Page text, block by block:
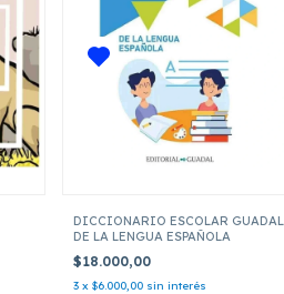
DICCIONARIO ESCOLAR GUADAL
DE LA LENGUA ESPAÑOLA
$18.000,00
3 x $6.000,00 sin interés